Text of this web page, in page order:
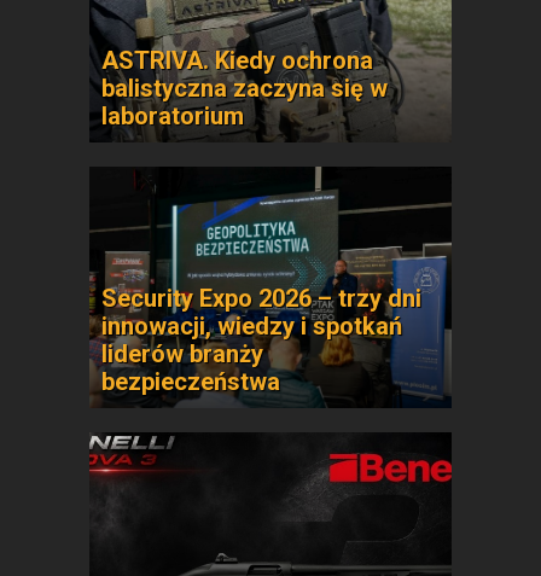
ASTRIVA. Kiedy ochrona
balistyczna zaczyna się w
laboratorium
Security Expo 2026 – trzy dni
innowacji, wiedzy i spotkań
liderów branży
bezpieczeństwa